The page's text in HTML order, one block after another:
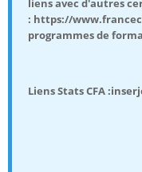
liens avec d'autres
: https://
programmes de
Liens Stats CFA